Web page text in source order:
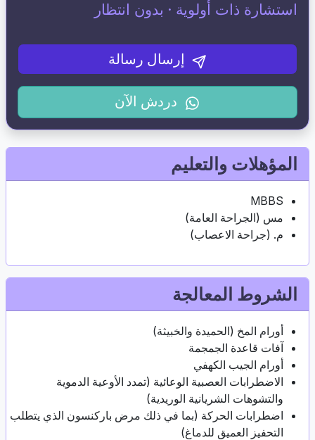
استشارة ذات أولوية · بدون انتظار
إرسال رسالة
دردش الآن
المؤهلات والتعليم
MBBS
مس (الجراحة العامة)
م. (جراحة الاعصاب)
الشروط المعالجة
أورام المخ (الحميدة والخبيثة)
آفات قاعدة الجمجمة
أورام الجيب الكهفي
الاضطرابات العصبية الوعائية (تمدد الأوعية الدموية
والتشوهات الشريانية الوريدية)
اضطرابات الحركة (بما في ذلك مرض باركنسون الذي يتطلب
التحفيز العميق للدماغ)